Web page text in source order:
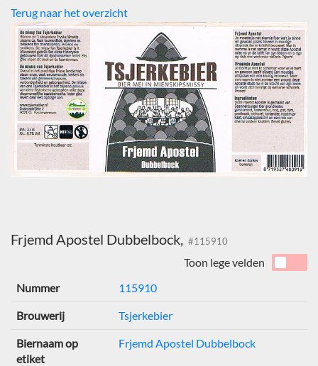
Terug naar het overzicht
Frjemd Apostel Dubbelbock, #115910
Toon lege velden
Nummer
115910
Brouwerij Tsjerkebier
Biernaam op
etiket
Frjemd Apostel Dubbelbock